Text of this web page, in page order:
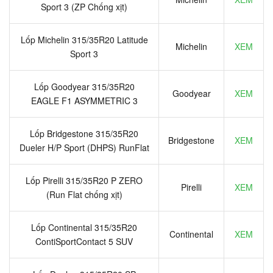
Sport 3 (ZP Chống xịt)
Lốp Michelin 315/35R20 Latitude
Sport 3
Michelin XEM
Lốp Goodyear 315/35R20
EAGLE F1 ASYMMETRIC 3
Goodyear XEM
Lốp Bridgestone 315/35R20
Dueler H/P Sport (DHPS) RunFlat
Bridgestone XEM
Lốp Pirelli 315/35R20 P ZERO
(Run Flat chống xịt)
Pirelli XEM
Lốp Continental 315/35R20
ContiSportContact 5 SUV
Continental XEM